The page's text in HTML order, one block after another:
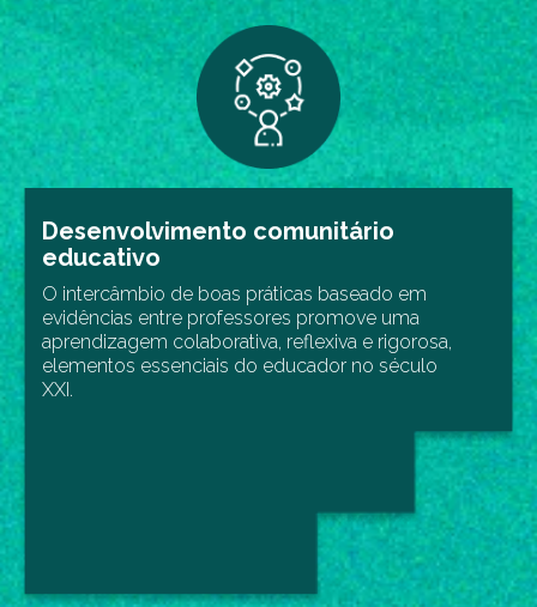
Desenvolvimento comunitário
educativo
O intercâmbio de boas práticas baseado em
evidências entre professores promove uma
aprendizagem colaborativa, reflexiva e rigorosa,
elementos essenciais do educador no século
XXI.